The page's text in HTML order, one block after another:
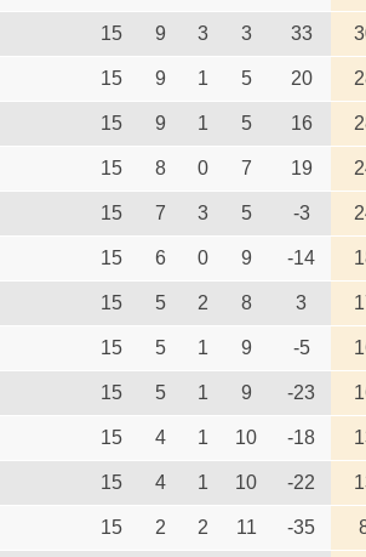
15 9 3 3 33
15 9 1 5 20
15 9 1 5 16
15 8 0 7 19
15 7 3 5 -3
15 6 0 9 -14
15 5 2 8 3
15 5 1 9 -5
15 5 1 9 -23
15 4 1 10 -18
15 4 1 10 -22
15 2 2 11 -35